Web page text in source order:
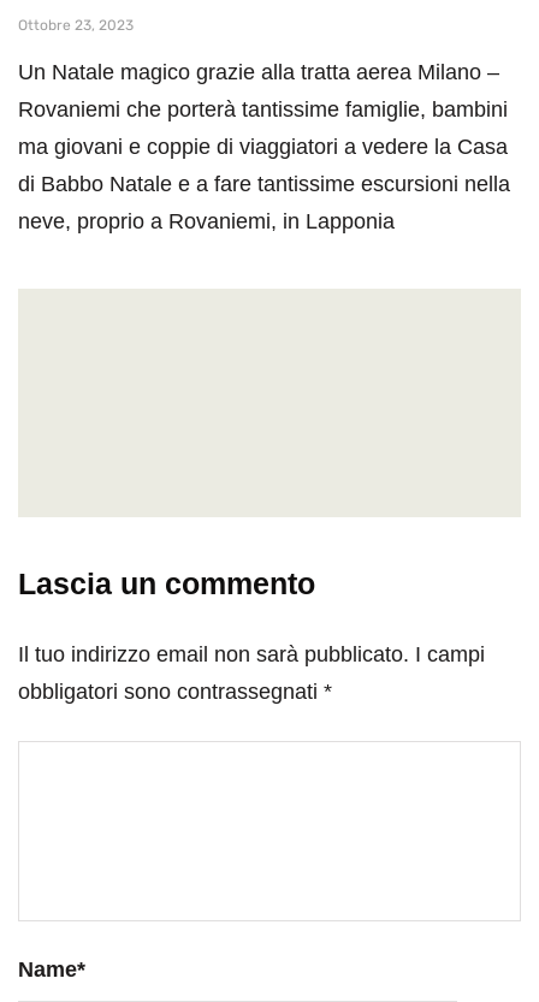
Ottobre 23, 2023
Un Natale magico grazie alla tratta aerea Milano –
Rovaniemi che porterà tantissime famiglie, bambini
ma giovani e coppie di viaggiatori a vedere la Casa
di Babbo Natale e a fare tantissime escursioni nella
neve, proprio a Rovaniemi, in Lapponia
Lascia un commento
Il tuo indirizzo email non sarà pubblicato. I campi
obbligatori sono contrassegnati *
Name*